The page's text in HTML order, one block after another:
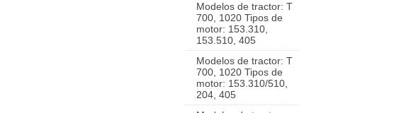
Modelos de tractor: T
700, 1020 Tipos de
motor: 153.310,
153.510, 405
Modelos de tractor: T
700, 1020 Tipos de
motor: 153.310/510,
204, 405